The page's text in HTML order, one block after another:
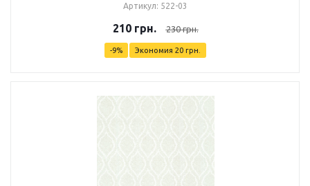
Артикул: 522-03
210грн. 230грн.
-9% Экономия 20 грн.